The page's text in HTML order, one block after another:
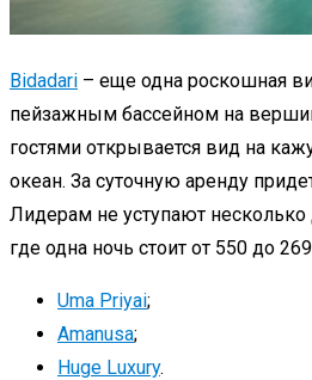
Bidadari – еще одна роскошная
пейзажным бассейном на
гостями открывается вид на
океан. За суточную аренду
Лидерам не уступают
где одна ночь стоит от 550 до
Uma Priyai;
Amanusa;
Huge Luxury.